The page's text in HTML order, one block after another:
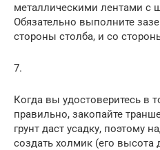
металлическими лентами с
Обязательно выполните
стороны столба, и со
7.
Когда вы удостоверитесь в
правильно, закопайте
грунт даст усадку, поэтому
создать холмик (его высота